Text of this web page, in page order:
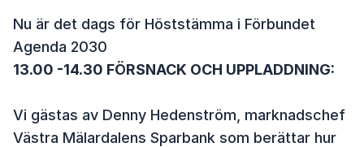
Nu är det dags för Höststämma i Förbundet
Agenda 2030
13.00 -14.30 FÖRSNACK OCH UPPLADDNING:
Vi gästas av Denny Hedenström, marknadschef
Västra Mälardalens Sparbank som berättar hur